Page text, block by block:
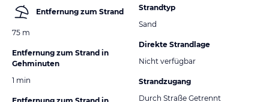
Entfernung zum Strand
75 m
Entfernung zum Strand in
Gehminuten
1 min
Strandtyp
Sand
Direkte Strandlage
Nicht verfügbar
Strandzugang
Durch Straße Getrennt